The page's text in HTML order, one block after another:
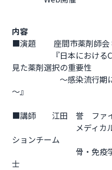
内容
■演題　　 座間市薬剤師会
『日本における
見た薬剤選択の重要性
～感染流行期に備
～』
■講師　　江田　誉　ファ
メディカルサイ
ションチーム
骨・免疫学分野
士